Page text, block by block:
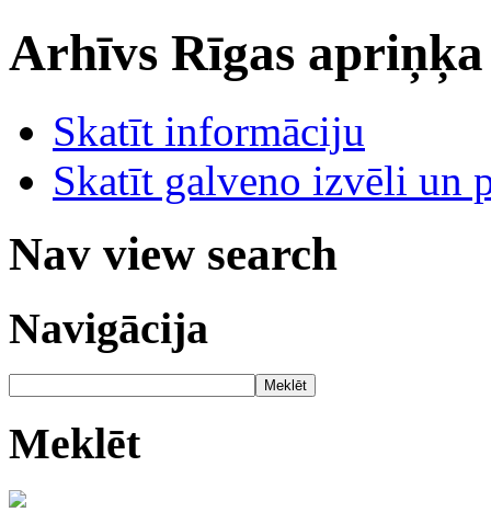
Arhīvs Rīgas
Skatīt informāciju
Skatīt galveno izvēli un
Nav view search
Navigācija
Meklēt
Meklēt